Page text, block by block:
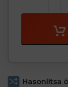
Hasonlítsa